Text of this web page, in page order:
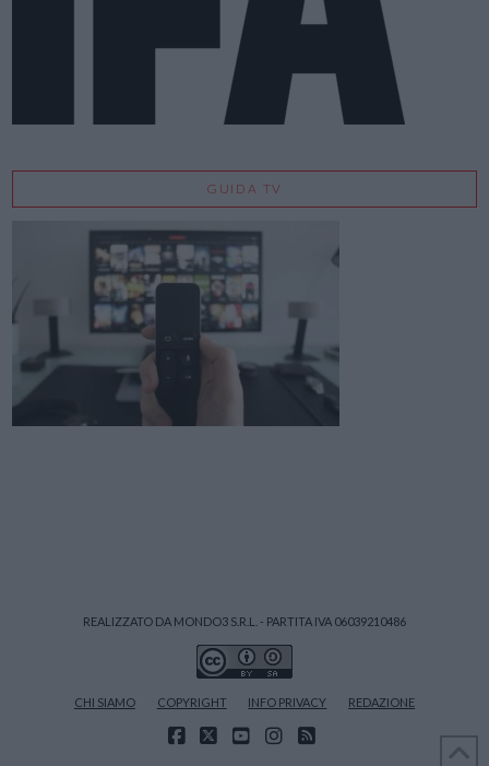
GUIDA TV
REALIZZATO DA MONDO3 S.R.L. - PARTITA IVA 06039210486
CHI SIAMO COPYRIGHT INFO PRIVACY REDAZIONE